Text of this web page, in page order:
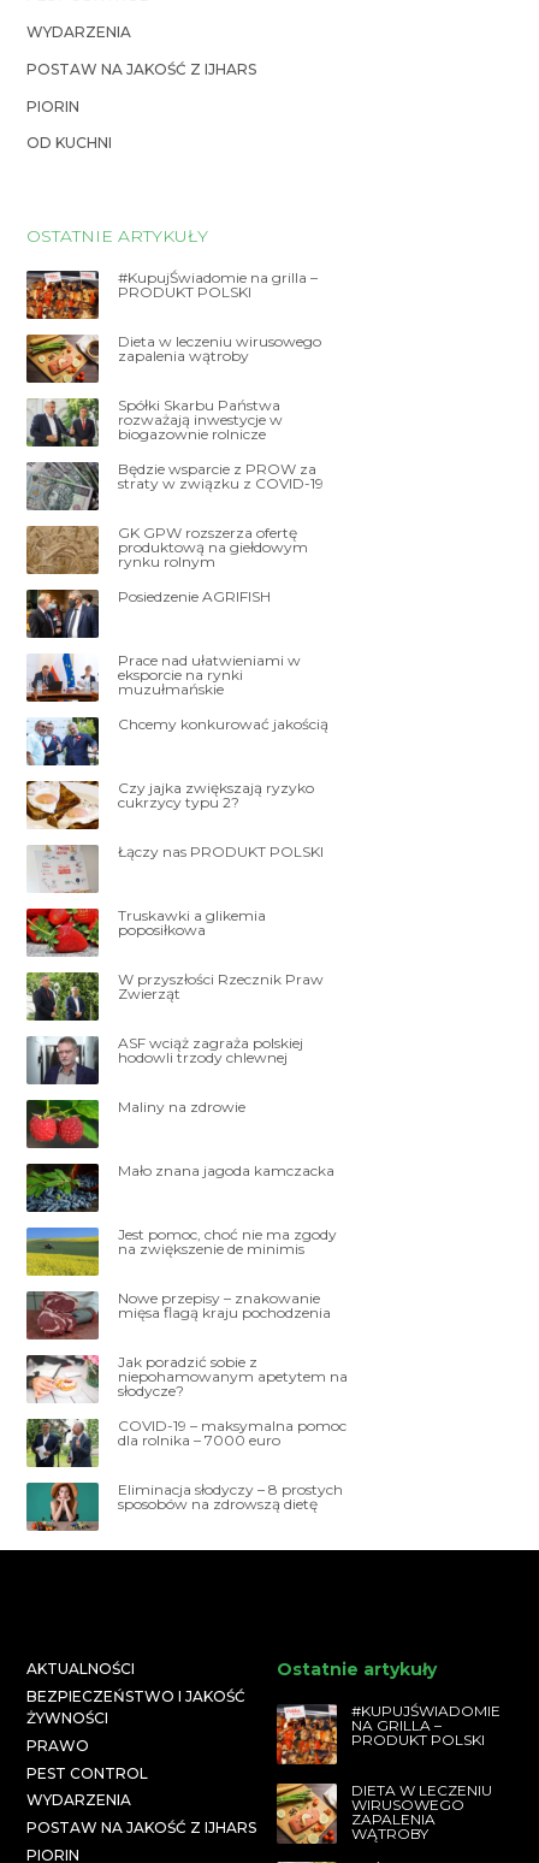
WYDARZENIA
POSTAW NA JAKOŚĆ Z IJHARS
PIORIN
OD KUCHNI
OSTATNIE ARTYKUŁY
#KupujŚwiadomie na grilla –
PRODUKT POLSKI
Dieta w leczeniu wirusowego
zapalenia wątroby
Spółki Skarbu Państwa
rozważają inwestycje w
biogazownie rolnicze
Będzie wsparcie z PROW za
straty w związku z COVID-19
GK GPW rozszerza ofertę
produktową na giełdowym
rynku rolnym
Posiedzenie AGRIFISH
Prace nad ułatwieniami w
eksporcie na rynki
muzułmańskie
Chcemy konkurować jakością
Czy jajka zwiększają ryzyko
cukrzycy typu 2?
Łączy nas PRODUKT POLSKI
Truskawki a glikemia
poposiłkowa
W przyszłości Rzecznik Praw
Zwierząt
ASF wciąż zagraża polskiej
hodowli trzody chlewnej
Maliny na zdrowie
Mało znana jagoda kamczacka
Jest pomoc, choć nie ma zgody
na zwiększenie de minimis
Nowe przepisy – znakowanie
mięsa flagą kraju pochodzenia
Jak poradzić sobie z
niepohamowanym apetytem na
słodycze?
COVID-19 – maksymalna pomoc
dla rolnika – 7000 euro
Eliminacja słodyczy – 8 prostych
sposobów na zdrowszą dietę
AKTUALNOŚCI
BEZPIECZEŃSTWO I JAKOŚĆ
ŻYWNOŚCI
PRAWO
PEST CONTROL
WYDARZENIA
POSTAW NA JAKOŚĆ Z IJHARS
PIORIN
Ostatnie artykuły
#KUPUJŚWIADOMIE
NA GRILLA –
PRODUKT POLSKI
DIETA W LECZENIU
WIRUSOWEGO
ZAPALENIA
WĄTROBY